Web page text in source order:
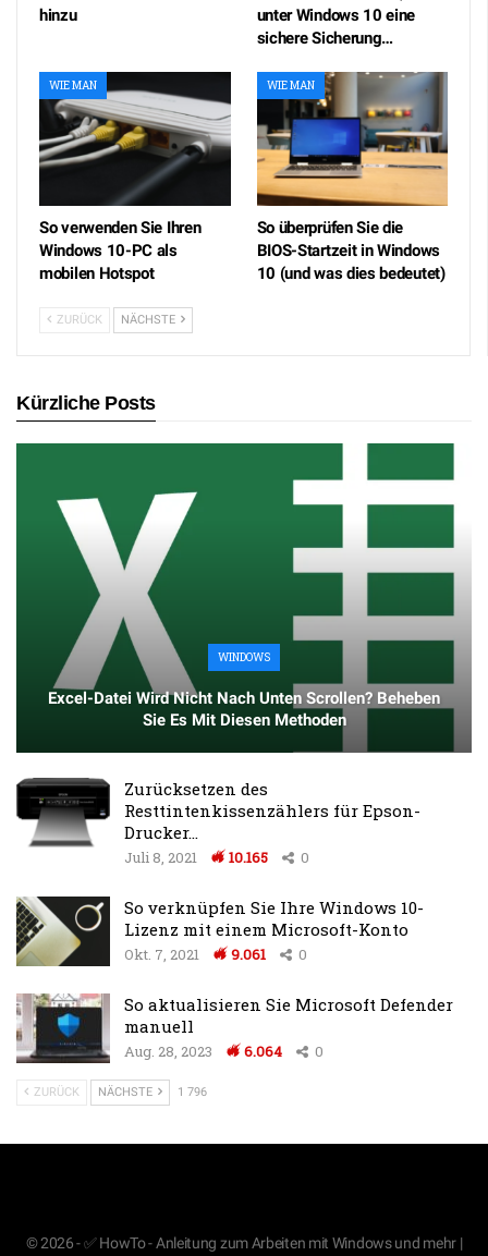
hinzu
unter Windows 10 eine
sichere Sicherung…
WIE MAN
So verwenden Sie Ihren
Windows 10-PC als
mobilen Hotspot
WIE MAN
So überprüfen Sie die
BIOS-Startzeit in Windows
10 (und was dies bedeutet)
ZURÜCK NÄCHSTE
Kürzliche Posts
WINDOWS
Excel-Datei Wird Nicht Nach Unten Scrollen? Beheben
Sie Es Mit Diesen Methoden
Zurücksetzen des
Resttintenkissenzählers für Epson-
Drucker…
Juli 8, 2021 10.165 0
So verknüpfen Sie Ihre Windows 10-
Lizenz mit einem Microsoft-Konto
Okt. 7, 2021 9.061 0
So aktualisieren Sie Microsoft Defender
manuell
Aug. 28, 2023 6.064 0
ZURÜCK NÄCHSTE 1 796
© 2026 - ✅ HowTo - Anleitung zum Arbeiten mit Windows und mehr |